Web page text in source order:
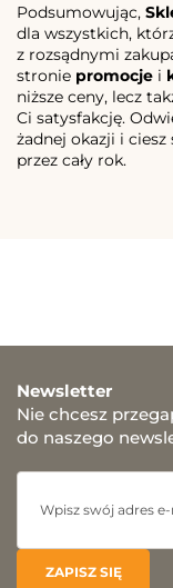
Podsumowując,
dla wszystkich,
z rozsądnymi
stronie promocje i
niższe ceny, lecz
Ci satysfakcję.
żadnej okazji i
przez cały rok.
Newsletter
Nie chcesz
do naszego